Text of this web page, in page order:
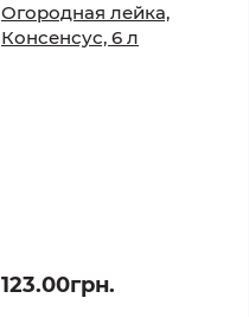
Огородная лейка,
Консенсус, 6 л
123.00грн.